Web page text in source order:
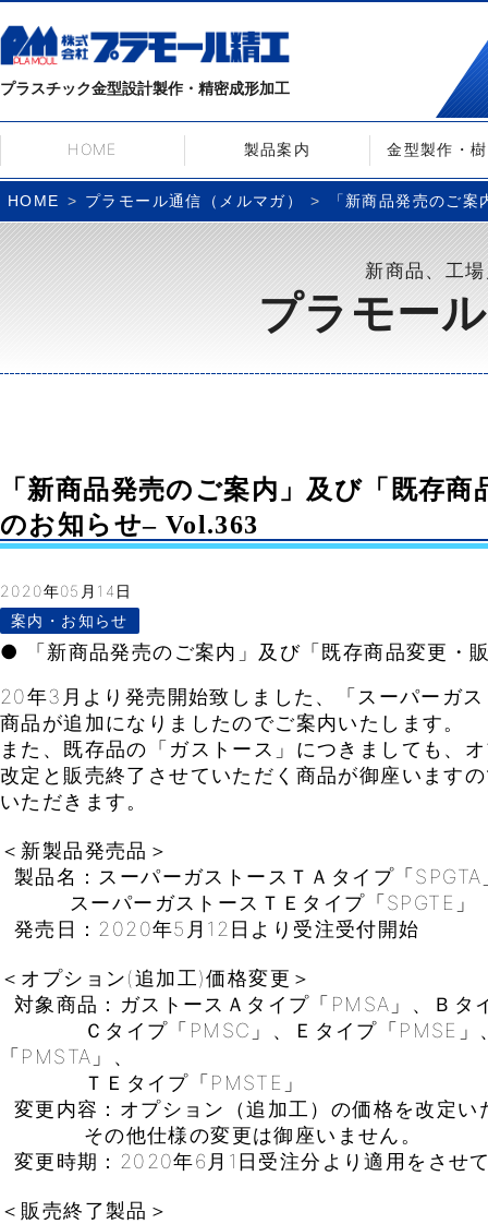
プラスチック金型設計製作・精密成形加工
HOME 製品案内 金型製作・
HOME プラモール通信（メルマガ） 「新商品発売のご
新商品、工
プラモー
「新商品発売のご案内」及び「既存
のお知らせ– Vol.363
2020年05月14日
案内・お知らせ
● 「新商品発売のご案内」及び「既存商品変更・
20年3月より発売開始致しました、「スーパーガ
商品が追加になりましたのでご案内いたします。
また、既存品の「ガストース」につきましても、
改定と販売終了させていただく商品が御座います
いただきます。
＜新製品発売品＞
製品名：スーパーガストースＴＡタイプ「SPGTA
スーパーガストースＴＥタイプ「SPGTE」
発売日：2020年5月12日より受注受付開始
＜オプション(追加工)価格変更＞
対象商品：ガストースＡタイプ「PMSA」、Ｂタ
Ｃタイプ「PMSC」、Ｅタイプ「PMSE」
「PMSTA」、
ＴＥタイプ「PMSTE」
変更内容：オプション（追加工）の価格を改定い
その他仕様の変更は御座いません。
変更時期：2020年6月1日受注分より適用をさせ
＜販売終了製品＞